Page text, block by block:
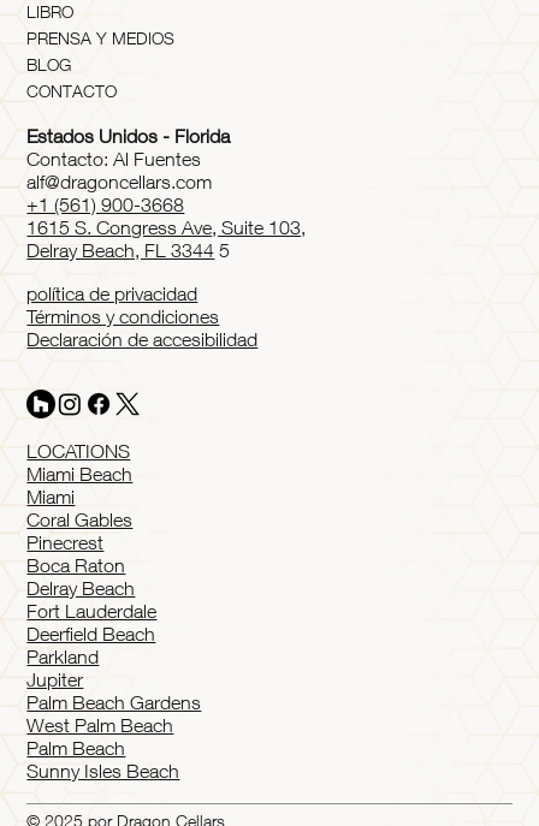
LOCATIONS
Miami Beach
Miami
Coral Gables
Pinecrest
Boca Raton
Delray Beach
Fort Lauderdale
Deerfield Beach
Parkland
Jupiter
Palm Beach Gardens
West Palm Beach
Palm Beach
Sunny Isles Beach
LIBRO
PRENSA Y MEDIOS
BLOG
CONTACTO
Estados Unidos - Florida
Contacto: Al Fuentes
alf@dragoncellars.com
+1 (561) 900-3668
1615 S. Congress Ave, Suite 103,
Delray Beach, FL 3344 5
política de privacidad
Términos y condiciones
Declaración de accesibilidad
© 2025 por Dragon Cellars